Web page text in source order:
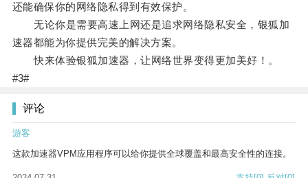
还能确保你的网络隐私得到有效保护。
无论你是需要高速上网还是追求网络隐私安全，银狐加
速器都能为你提供完美的解决方案。
快来体验银狐加速器，让网络世界变得更加美好！。
#3#
评论
游客
这款加速器VPM应用程序可以给你提供全球覆盖和最高安全性的连接。